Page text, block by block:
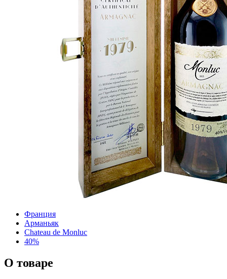
Франция
Арманьяк
Chateau de Monluc
40%
О товаре